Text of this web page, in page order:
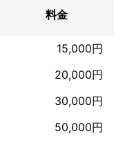
、ISSEI YUA
SALONE 2007、IL TE
、AROME
他）のwe
用チラシ）
料金
15,000円
20,000円
30,000円
50,000円